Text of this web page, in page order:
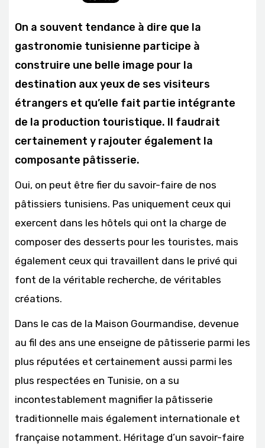
On a souvent tendance à dire que la
gastronomie tunisienne participe à
construire une belle image pour la
destination aux yeux de ses visiteurs
étrangers et qu’elle fait partie intégrante
de la production touristique. Il faudrait
certainement y rajouter également la
composante pâtisserie.
Oui, on peut être fier du savoir-faire de nos
pâtissiers tunisiens. Pas uniquement ceux qui
exercent dans les hôtels qui ont la charge de
composer des desserts pour les touristes, mais
également ceux qui travaillent dans le privé qui
font de la véritable recherche, de véritables
créations.
Dans le cas de la Maison Gourmandise, devenue
au fil des ans une enseigne de pâtisserie parmi les
plus réputées et certainement aussi parmi les
plus respectées en Tunisie, on a su
incontestablement magnifier la pâtisserie
traditionnelle mais également internationale et
française notamment. Héritage d’un savoir-faire